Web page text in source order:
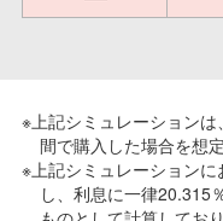
※上記シミュレーション
間で購入した場合を想
※上記シミュレーション
し、利息に一律20.315